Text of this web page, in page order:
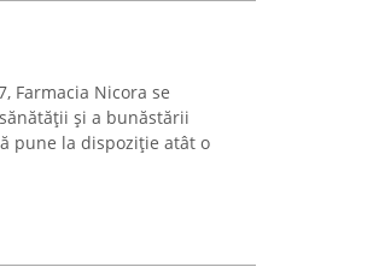
Farmacia Nicora se
și a bunăstării
pune la dispoziție atât o